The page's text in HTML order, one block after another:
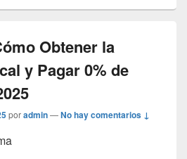
Obtener la
y Pagar 0% de
poradmin—No hay comentarios ↓